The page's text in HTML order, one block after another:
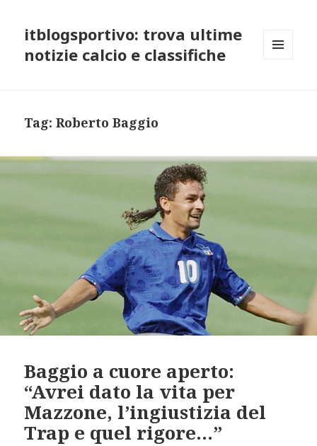
itblogsportivo: trova ultime
notizie calcio e classifiche
Tag:Roberto Baggio
Baggio a cuore aperto:
“Avrei dato la vita per
Mazzone, l’ingiustizia del
Trap e quel rigore…”